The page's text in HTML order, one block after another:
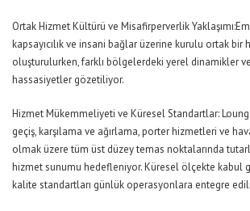
OrtakHizmet Kültürü ve Misafirperverlik Yaklaşımı:
kapsayıcılık ve insani bağlar üzerine kurulu ortak bir
oluşturulurken, farklı bölgelerdeki yerel dinamikler
hassasiyetler gözetiliyor.
Hizmet Mükemmeliyeti ve Küresel Standartlar:
geçiş, karşılama ve ağırlama, porter hizmetleri ve
olmak üzere tüm üst düzeytemas noktalarında
hizmet sunumu hedefleniyor. Küresel ölçekte kabul
kalite standartları günlük operasyonlara entegre